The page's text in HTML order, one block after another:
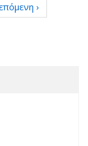
›
filter